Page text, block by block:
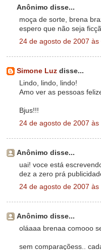
Anônimo disse...
moça de sorte, brena
espero que não seja
24 de agosto de 2007 às
Simone Luz disse...
Lindo, lindo, lindo!
Amo ver as pessoas
Bjus!!!
24 de agosto de 2007 às
Anônimo disse...
uai! voce está
dez a zero prá
24 de agosto de 2007 às
Anônimo disse...
oláaaa brenaa comooo
sem comparaçõess..